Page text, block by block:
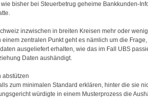
bisher bei Steuerbetrug geheime Bankkunden-
inzwischen in breiten Kreisen mehr oder
zentralen Punkt geht es nämlich um die
ausgeliefert erhalten, wie das im Fall UBS
Daten aushändigt.
abstützen
zum minimalen Standard erklären, hinter die sie
würdigte in einem Musterprozess die